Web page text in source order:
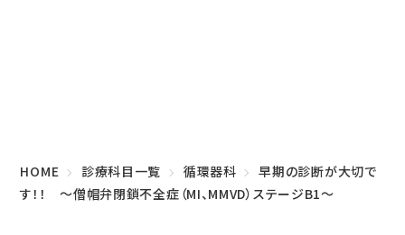
HOME 診療科目一覧 循環器科
早期の診断が大切で
す！！ 〜僧帽弁閉鎖不全症（MI、MMVD）ステージB1〜